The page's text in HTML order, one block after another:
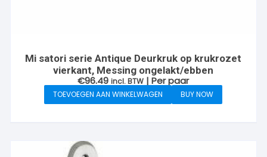
Mi satori serie Antique Deurkruk op krukrozet
vierkant, Messing ongelakt/ebben
€96.49 incl. BTW | Per paar
TOEVOEGEN AAN WINKELWAGEN BUY NOW